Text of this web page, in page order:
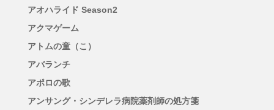
アオハライド Season2
アクマゲーム
アトムの童（こ）
アバランチ
アポロの歌
アンサング・シンデレラ病院薬剤師の処方箋